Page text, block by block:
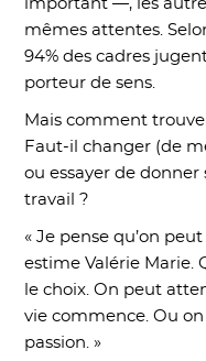
important —, les
mêmes attentes.
94% des cadres
porteur de sens.
Mais comment
Faut-il changer (de
ou essayer de
travail ?
« Je pense qu’on
estime Valérie Marie.
le choix. On peut
vie commence. Ou
passion. »